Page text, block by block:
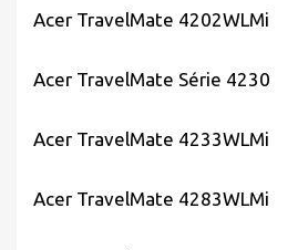
Acer TravelMate 4202WLMi
Acer TravelMate Série 4230
Acer TravelMate 4233WLMi
Acer TravelMate 4283WLMi